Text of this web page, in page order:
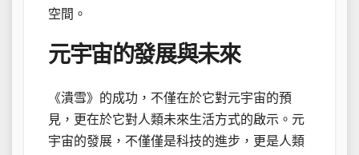
空間。
元宇宙的發展與未來
《潰雪》的成功，不僅在於它對元宇宙的預
見，更在於它對人類未來生活方式的啟示。元
宇宙的發展，不僅僅是科技的進步，更是人類